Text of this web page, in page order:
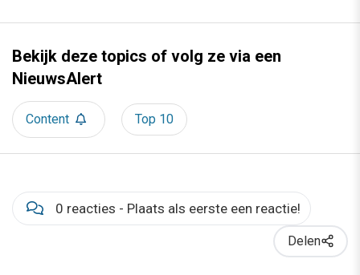
Bekijk deze topics of volg ze via een
NieuwsAlert
Content Top 10
0 reacties - Plaats als eerste een reactie!
Delen